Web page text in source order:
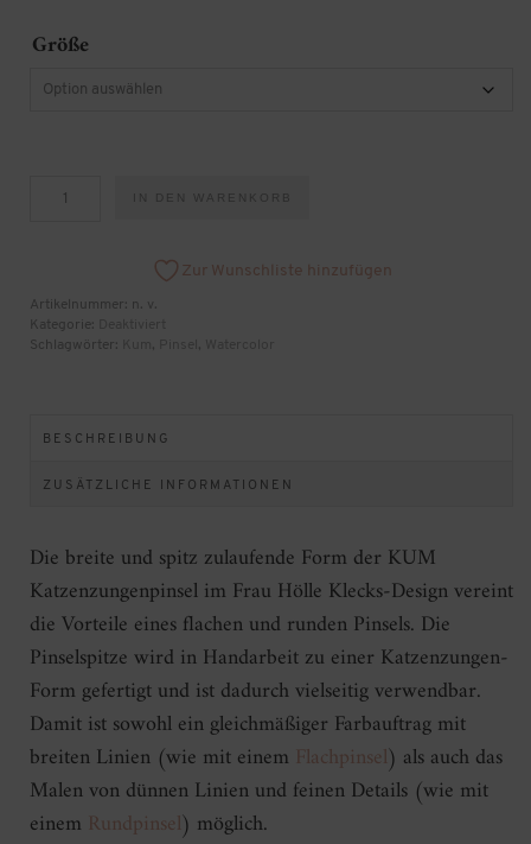
Größe
KatzenzungenpinselIN DEN WARENKORB
Zur Wunschliste hinzufügen
Artikelnummer: n. v.
Kategorie:
Schlagwörter:
, ,
BESCHREIBUNG
ZUSÄTZLICHE INFORMATIONEN
Die breite und spitz zulaufende Form der KUM
Katzenzungenpinsel im Frau Hölle Klecks-Design vereint
die Vorteile eines flachen und runden Pinsels. Die
Pinselspitze wird in Handarbeit zu einer Katzenzungen-
Form gefertigt und ist dadurch vielseitig verwendbar.
Damit ist sowohl ein gleichmäßiger Farbauftrag mit
breiten Linien (wie mit einem Flachpinsel) als auch das
Malen von dünnen Linien und feinen Details (wie mit
einem Rundpinsel) möglich.